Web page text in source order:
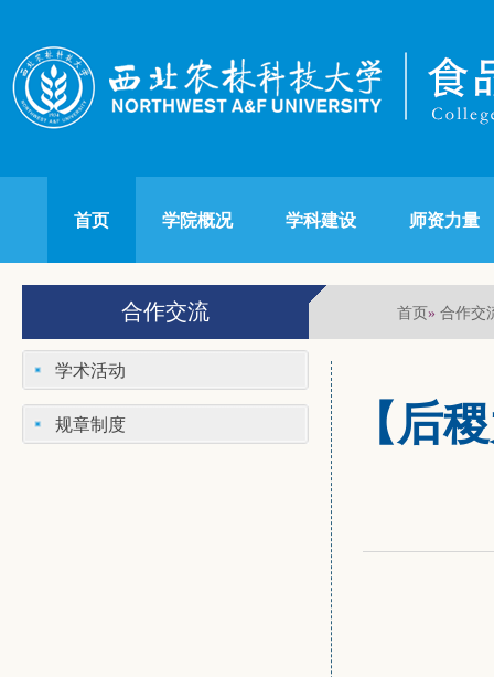
首页 学院概况 学科建设 师资力量
合作交流 首页» 合作交
学术活动
规章制度 【后